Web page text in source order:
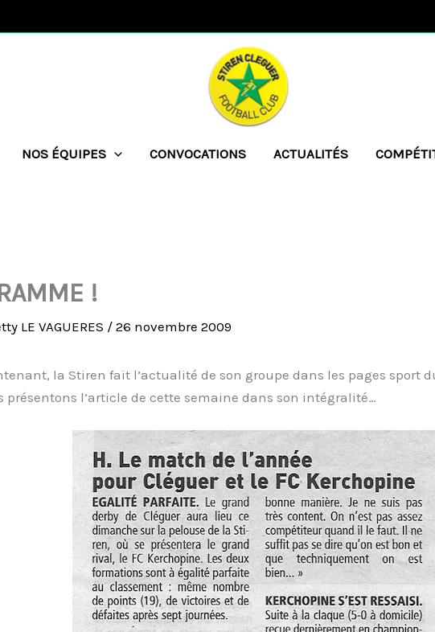
NOS ÉQUIPES CONVOCATIONS ACTUALITÉS
!
LE VAGUERES / 26 novembre 2009
la Stiren fait l’actualité de son groupe dans les pages sport
présentons l’article de cette semaine dans son intégralité…